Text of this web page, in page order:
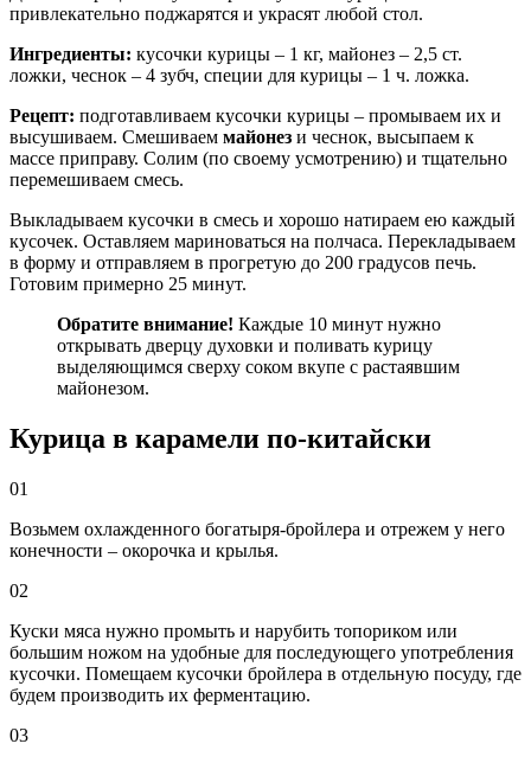
привлекательно поджарятся и украсят любой стол.
Ингредиенты: кусочки курицы – 1 кг, майонез – 2,5 ст.
ложки, чеснок – 4 зубч, специи для курицы – 1 ч. ложка.
Рецепт: подготавливаем кусочки курицы – промываем их и
высушиваем. Смешиваем майонез и чеснок, высыпаем к
массе приправу. Солим (по своему усмотрению) и тщательно
перемешиваем смесь.
Выкладываем кусочки в смесь и хорошо натираем ею каждый
кусочек. Оставляем мариноваться на полчаса. Перекладываем
в форму и отправляем в прогретую до 200 градусов печь.
Готовим примерно 25 минут.
Обратите внимание! Каждые 10 минут нужно
открывать дверцу духовки и поливать курицу
выделяющимся сверху соком вкупе с растаявшим
майонезом.
Курица в карамели по-китайски
01
Возьмем охлажденного богатыря-бройлера и отрежем у него
конечности – окорочка и крылья.
02
Куски мяса нужно промыть и нарубить топориком или
большим ножом на удобные для последующего употребления
кусочки. Помещаем кусочки бройлера в отдельную посуду, где
будем производить их ферментацию.
03